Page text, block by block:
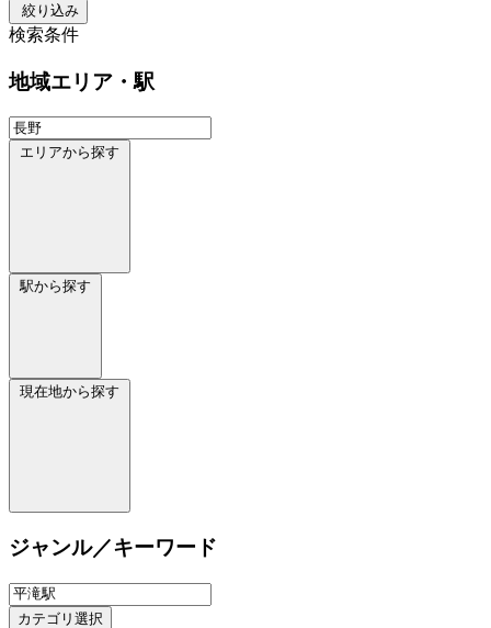
絞り込み
検索条件
地域エリア・駅
エリアから探す
駅から探す
現在地から探す
ジャンル／キーワード
カテゴリ選択